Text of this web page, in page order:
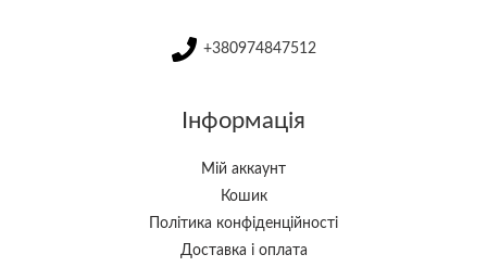
+380974847512
Інформація
Мій аккаунт
Кошик
Політика конфіденційності
Доставка і оплата